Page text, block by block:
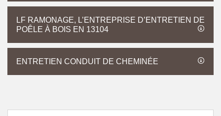
LF RAMONAGE, L’ENTREPRISE D’ENTRETIEN DE
POÊLE À BOIS EN 13104
ENTRETIEN CONDUIT DE CHEMINÉE